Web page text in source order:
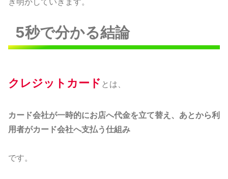
5秒で分かる結論
クレジットカード とは、
カード会社が一時的にお店へ代金を立て替え、あとから利
用者がカード会社へ支払う仕組み
です。